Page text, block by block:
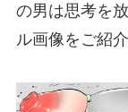
の男は思考を
ル画像をご紹介